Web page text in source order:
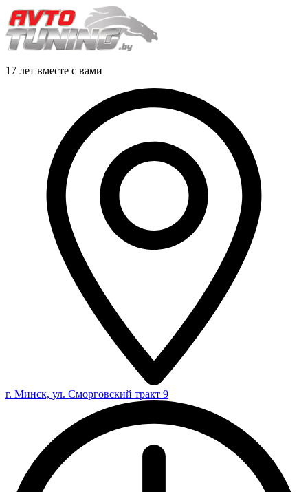
17 лет вместе с вами
г. Минск, ул. Сморговский тракт 9